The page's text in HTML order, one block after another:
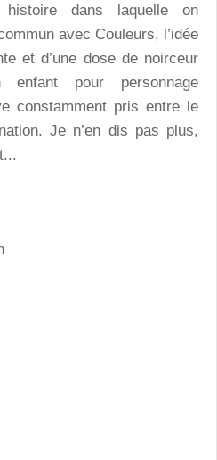
dans laquelle on
avec Couleurs, l’idée
et d’une dose de noirceur
enfant pour personnage
constamment pris entre le
Je n’en dis pas plus,